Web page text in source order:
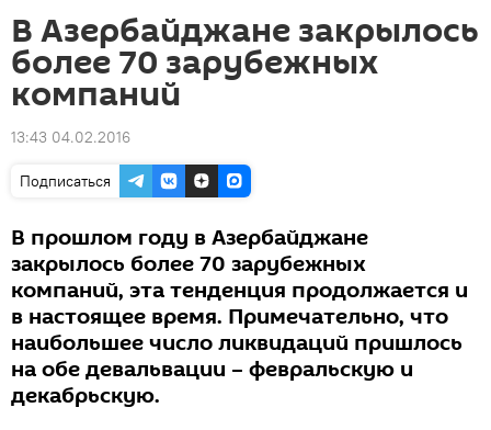
В Азербайджане закрылось
более 70 зарубежных
компаний
13:43 04.02.2016
Подписаться
В прошлом году в Азербайджане
закрылось более 70 зарубежных
компаний, эта тенденция продолжается и
в настоящее время. Примечательно, что
наибольшее число ликвидаций пришлось
на обе девальвации – февральскую и
декабрьскую.